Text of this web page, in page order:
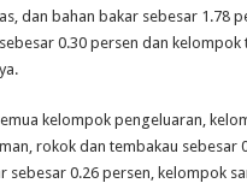
dan bahan bakar sebesar 1.78
0.30 persen dan
kelompok pengeluaran,
rokok dan tembakau sebesar
sebesar 0.26 persen, kelompok